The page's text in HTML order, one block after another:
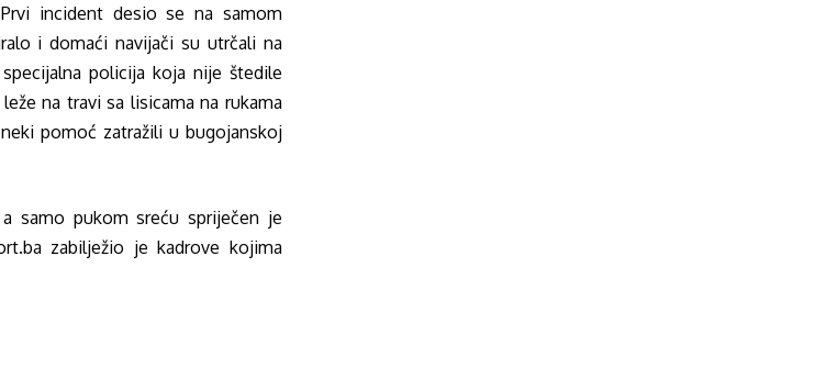
incident desio se na samom
i domaći navijači su utrčali na
policija koja nije štedile
na travi sa lisicama na rukama
pomoć zatražili u bugojanskoj
samo pukom sreću spriječen je
zabilježio je kadrove kojima